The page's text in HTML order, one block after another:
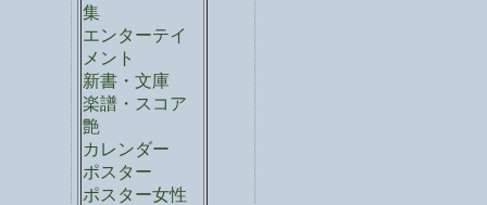
集
エンターテイ
メント
新書・文庫
楽譜・スコア
艶
カレンダー
ポスター
ポスター女性